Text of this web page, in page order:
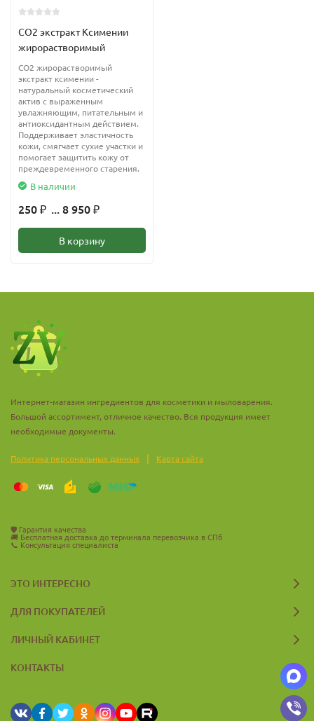
CO2 экстракт Ксимении
жирорастворимый
CO2 жирорастворимый
экстракт ксимении -
натуральный косметический
актив с выраженным
увлажняющим, питательным и
антиоксидантным действием.
Поддерживает эластичность
кожи, смягчает сухие участки и
помогает защитить кожу от
преждевременного старения.
В наличии
250 ₽ ... 8 950 ₽
В корзину
Интернет-магазин ингредиентов для косметики и мыловарения.
Большой ассортимент, отличное качество. Вся продукция имеет
необходимые документы.
Политика персональных данных | Карта сайта
🛡️ Гарантия качества
🚚 Бесплатная доставка до терминала перевозчика в СПб
📞 Консультация специалиста
ЭТО ИНТЕРЕСНО
ДЛЯ ПОКУПАТЕЛЕЙ
ЛИЧНЫЙ КАБИНЕТ
КОНТАКТЫ